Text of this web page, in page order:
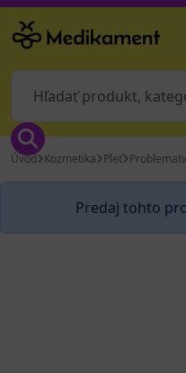
Úvod Kozmetika Pleť
Predaj tohto